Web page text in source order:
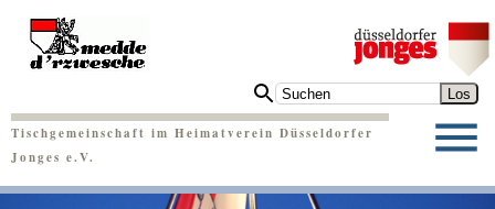
Tischgemeinschaft im Heimatverein Düsseldorfer
Jonges e.V.